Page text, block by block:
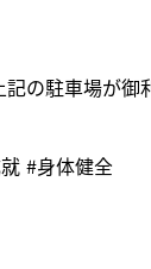
の駐車場が御
#⾝体健全